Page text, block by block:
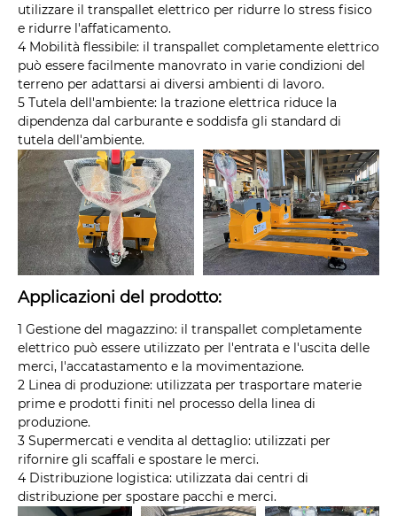
utilizzare il transpallet elettrico per ridurre lo stress fisico
e ridurre l'affaticamento.
4 Mobilità flessibile: il transpallet completamente elettrico
può essere facilmente manovrato in varie condizioni del
terreno per adattarsi ai diversi ambienti di lavoro.
5 Tutela dell'ambiente: la trazione elettrica riduce la
dipendenza dal carburante e soddisfa gli standard di
tutela dell'ambiente.
Applicazioni del prodotto:
1 Gestione del magazzino: il transpallet completamente
elettrico può essere utilizzato per l'entrata e l'uscita delle
merci, l'accatastamento e la movimentazione.
2 Linea di produzione: utilizzata per trasportare materie
prime e prodotti finiti nel processo della linea di
produzione.
3 Supermercati e vendita al dettaglio: utilizzati per
rifornire gli scaffali e spostare le merci.
4 Distribuzione logistica: utilizzata dai centri di
distribuzione per spostare pacchi e merci.